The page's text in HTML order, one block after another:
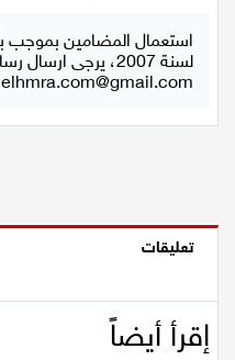
لسنة 2007، يرجى ارسال رسالة الى:
elhmra.com@gmail.com
تعليقات
إقرأ أيضاً